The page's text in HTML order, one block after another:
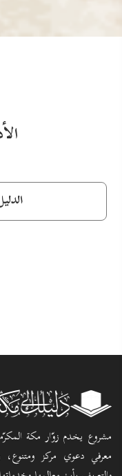
مشروع يخدم زوّار مكة
معرفي دعوي مركز ومتنوع،